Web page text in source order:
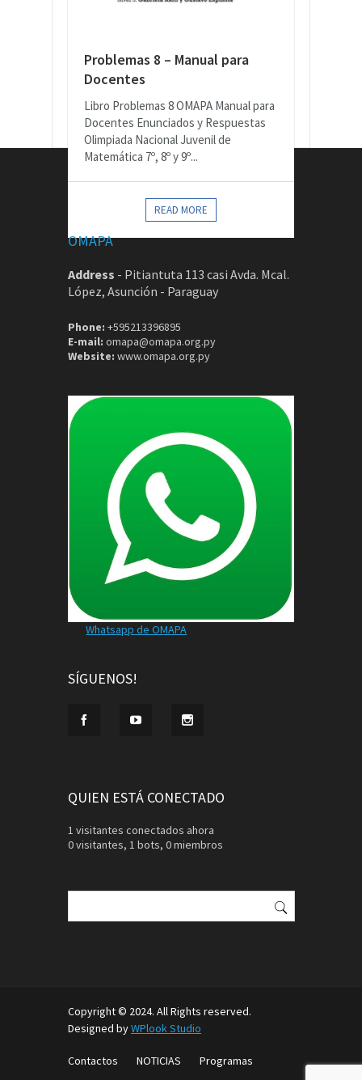
Problemas 8 – Manual para
Docentes
Libro Problemas 8 OMAPA Manual para
Docentes Enunciados y Respuestas
Olimpiada Nacional Juvenil de
Matemática 7º, 8º y 9º...
READ MORE
OMAPA
Address - Pitiantuta 113 casi Avda. Mcal.
López, Asunción - Paraguay
Phone: +595213396895
E-mail: omapa@omapa.org.py
Website: www.omapa.org.py
Whatsapp de OMAPA
SÍGUENOS!
QUIEN ESTÁ CONECTADO
1 visitantes conectados ahora
0 visitantes, 1 bots, 0 miembros
Buscar:
Copyright © 2024. All Rights reserved.
Designed byWPlook Studio
Contactos NOTICIAS Programas